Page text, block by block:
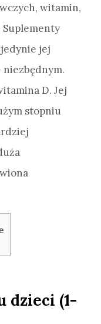
witamin,
Suplementy
jedynie jej
niezbędnym.
D. Jej
stopniu
dzieci (1-